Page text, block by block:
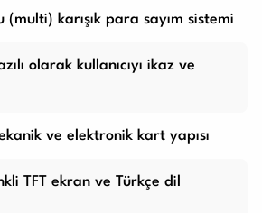
(multi) karışık para sayım sistemi
olarak kullanıcıyı ikaz ve
ve elektronik kart yapısı
TFT ekran ve Türkçe dil